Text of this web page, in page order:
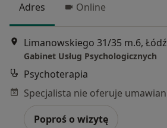
Adres Online
Limanowskiego 31/35 m.6, Łódź
Gabinet Usług Psychologicznych
Psychoterapia
Poproś o wizytę